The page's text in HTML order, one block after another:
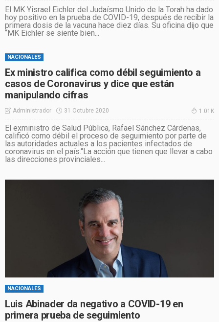
El MK Yisrael Eichler del Judaísmo Unido de la Torah ha dado
hoy positivo en la prueba de COVID-19, después de recibir la
primera dosis de la vacuna hace diez días. Su oficina dijo que
“MK Eichler se siente bien...
NACIONALES
Ex ministro califica como débil seguimiento a
casos de Coronavirus y dice que están
manipulando cifras
Administrador 31 Octubre 2020 1.01K
El exministro de Salud Pública, Rafael Sánchez Cárdenas,
calificó como débil el proceso de seguimiento por parte de
las autoridades actuales a los pacientes infectados de
coronavirus en el país.“La acción que tienen que llevar a cabo
las direcciones provinciales...
NACIONALES
Luis Abinader da negativo a COVID-19 en
primera prueba de seguimiento